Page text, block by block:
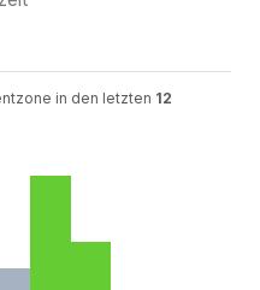
in den letzten 12